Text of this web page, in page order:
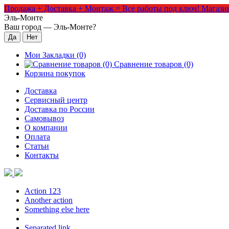
Продажа + Доставка + Монтаж = Все работы под ключ!
Эль-Монте
Ваш город — Эль-Монте?
Мои Закладки (0)
Сравнение товаров (0)
Корзина покупок
Доставка
Сервисный центр
Доставка по России
Самовывоз
О компании
Оплата
Статьи
Контакты
Action 123
Another action
Something else here